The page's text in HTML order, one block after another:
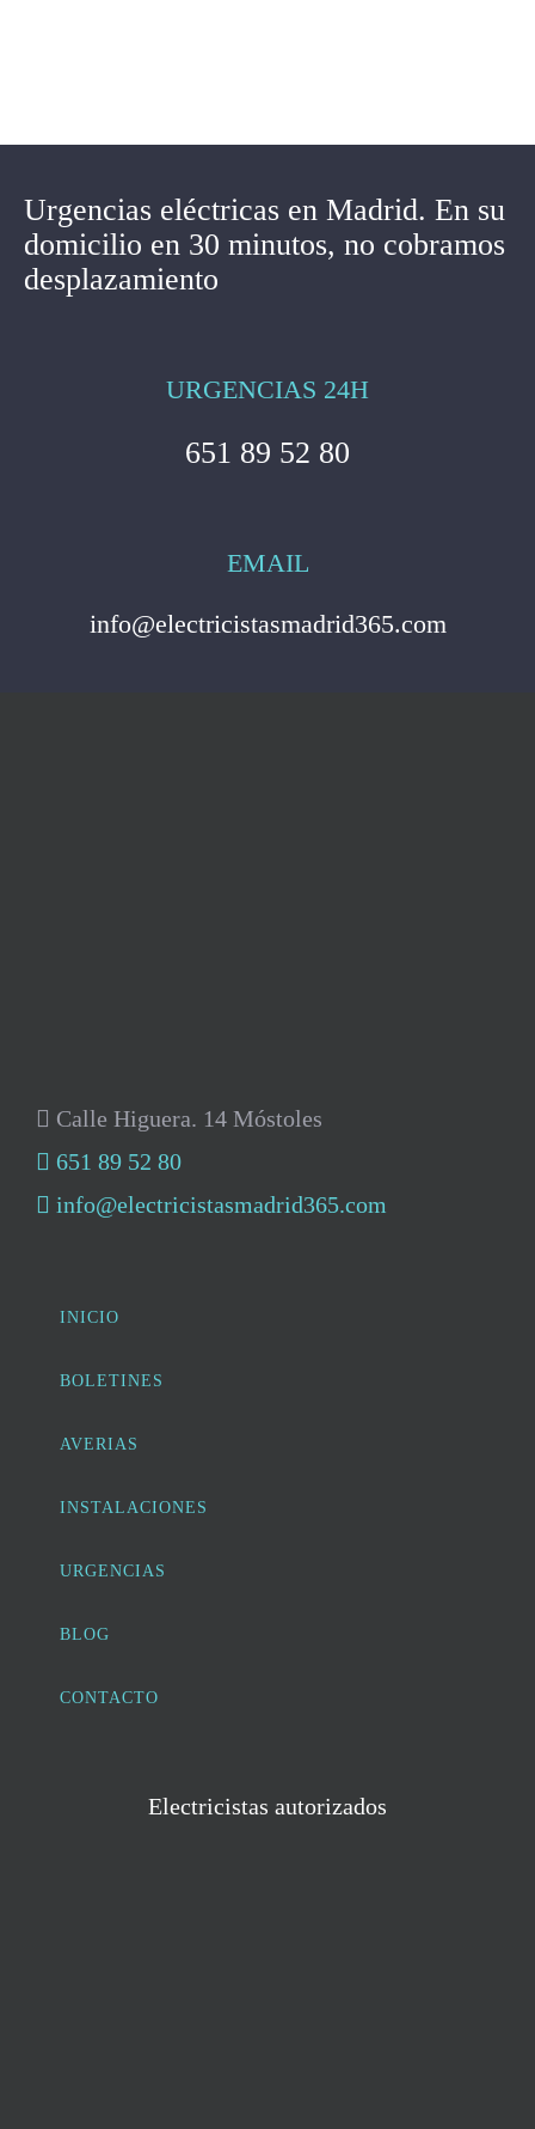
Urgencias eléctricas en Madrid. En su
domicilio en 30 minutos, no cobramos
desplazamiento
URGENCIAS 24H
651 89 52 80
EMAIL
info@electricistasmadrid365.com
Calle Higuera. 14 Móstoles
651 89 52 80
info@electricistasmadrid365.com
INICIO
BOLETINES
AVERIAS
INSTALACIONES
URGENCIAS
BLOG
CONTACTO
Electricistas autorizados